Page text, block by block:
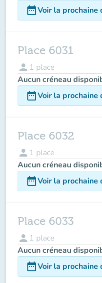
date_rangeVoir la
Place 6031
person 1 place
Aucun créneau
date_rangeVoir la
Place 6032
person 1 place
Aucun créneau
date_rangeVoir la
Place 6033
person 1 place
Aucun créneau
date_rangeVoir la